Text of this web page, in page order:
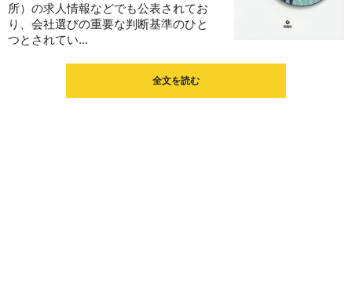
所）の求人情報などでも公表されてお
り、会社選びの重要な判断基準のひと
つとされてい...
全文を読む